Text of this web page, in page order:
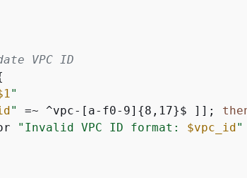
VPC ID
"
" =~ ^vpc-[a-f0-9] {8,17}$ ]];
"Invalid VPC ID format: $vpc_id"